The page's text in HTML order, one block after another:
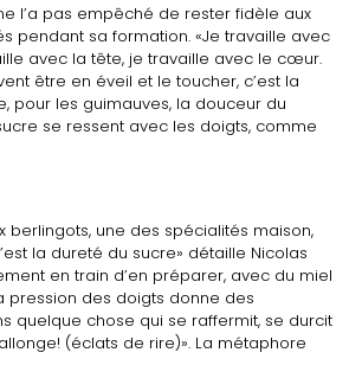
l’a pas empêché de rester fidèle aux
pendant sa formation. «Je travaille avec
avec la tête, je travaille avec le cœur.
être en éveil et le toucher, c’est la
pour les guimauves, la douceur du
se ressent avec les doigts, comme
berlingots, une des spécialités maison,
la dureté du sucre» détaille Nicolas
en train d’en préparer, avec du miel
pression des doigts donne des
quelque chose qui se raffermit, se durcit
(éclats de rire)». La métaphore